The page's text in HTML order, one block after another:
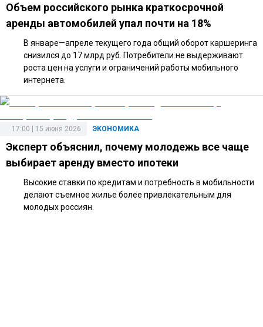
Объем российского рынка краткосрочной
аренды автомобилей упал почти на 18%
В январе—апреле текущего года общий оборот каршеринга
снизился до 17 млрд руб. Потребители не выдерживают
роста цен на услуги и ограничений работы мобильного
интернета.
ЭКОНОМИКА
17:00 | 15 июня 2026
Эксперт объяснил, почему молодежь все чаще
выбирает аренду вместо ипотеки
Высокие ставки по кредитам и потребность в мобильности
делают съемное жилье более привлекательным для
молодых россиян.